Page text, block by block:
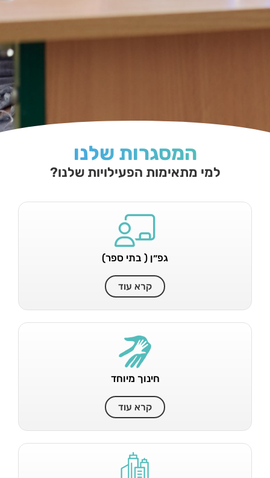
המסגרות שלנו
למי מתאימות הפעילויות שלנו?
גפ״ן ( בתי ספר)
קרא עוד
חינוך מיוחד
קרא עוד